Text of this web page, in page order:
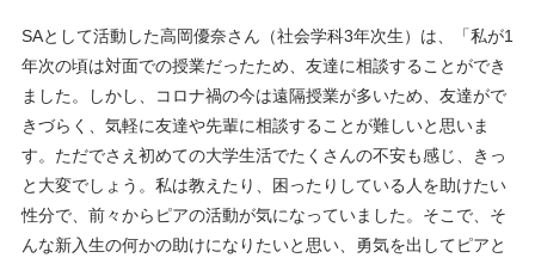
SAとして活動した高岡優奈さん（社会学科3年次生）は、「私が1
年次の頃は対面での授業だったため、友達に相談することができ
ました。しかし、コロナ禍の今は遠隔授業が多いため、友達がで
きづらく、気軽に友達や先輩に相談することが難しいと思いま
す。ただでさえ初めての大学生活でたくさんの不安も感じ、きっ
と大変でしょう。私は教えたり、困ったりしている人を助けたい
性分で、前々からピアの活動が気になっていました。そこで、そ
んな新入生の何かの助けになりたいと思い、勇気を出してピアと